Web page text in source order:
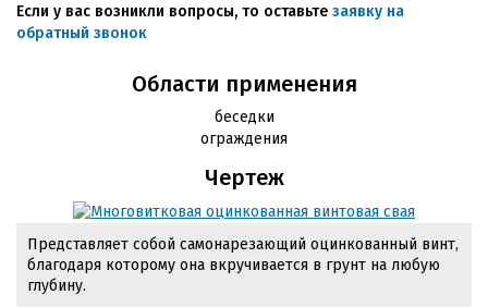
Если у вас возникли вопросы, то оставьте заявку на
обратный звонок
Области применения
беседки
ограждения
Чертеж
Представляет собой самонарезающий оцинкованный винт,
благодаря которому она вкручивается в грунт на любую
глубину.